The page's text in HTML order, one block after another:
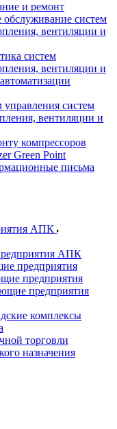
и ремонт
обслуживание систем
вентиляции и
систем
вентиляции и
систем
вентиляции и
компрессоров
Green Point
письма
АПК
АПК
предприятия
предприятия
предприятия
комплексы
торговли
назначения